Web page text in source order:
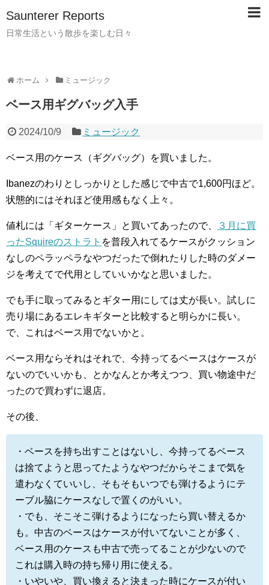
Saunterer Reports
日常生活という散歩を楽しむ日々
ホーム ミュージック
ベース用ギグバッグ入手
2024/10/9 ミュージック
ベース用のケース（ギグバッグ）を買いました。
Ibanezのわりとしっかりとした感じで中古で1,600円ほど。
状態的にはそれほど使用感もなく上々。
値札には「ギターケース」と買いてあったので、
３月に買
ったSquireのストラト を普段入れてるケースがクッション
なしのペラッペラなやつだったで倒れたりした時のダメー
ジを考えてで代用としていいかなと思いました。
でも手に取ってみるとギター用にしては丈が長い。試しに
売り場にあるエレキギターと比較すると明らかに長い。
で、これはベース用でないかと。
ベース用ならそれはそれで、今持ってるベースはケースが
ないのでいいかも、とかなんとか考えつつ、買い物途中だ
ったので買わずに退店。
その後、
・ベースを持ち出すことはないし、今持ってるベース
は捨てようと思ってたようなやつだからそこまで気を
遣わなくていいし、そもそもいつでも弾けるようにテ
ーブル脇にケースなしで置くのがいい。
・でも、そこそこ弾けるようになったら買い替えるか
も。中古のベースはケースが付いてないことが多く、
ベース用のケースも中古で売ってることが少ないので
これは購入時の持ち帰り用に使える。
・いやいや、買い換えると決まった時にケースが付い